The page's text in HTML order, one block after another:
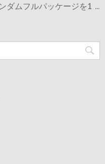
ダムフルパッケージを1 ...